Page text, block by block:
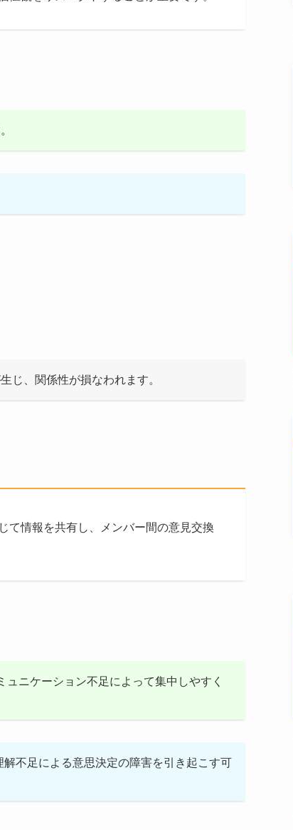
じ、関係性が損なわれます。
て情報を共有し、メンバー間の意見交換
ュニケーション不足によって集中しやすく
不足による意思決定の障害を引き起こす可